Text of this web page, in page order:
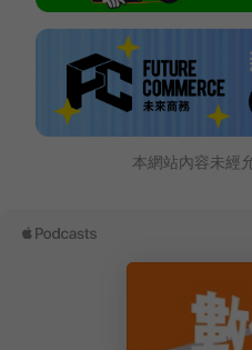
本網站內容未經